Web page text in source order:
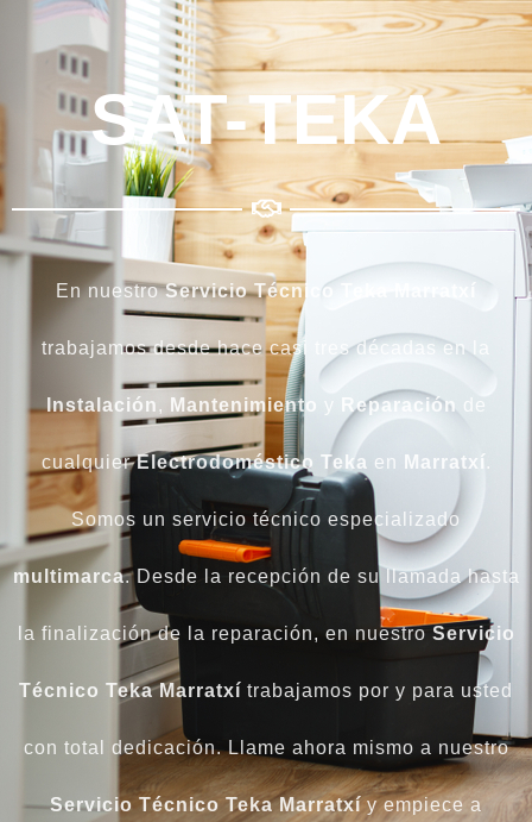
SAT-TEKA
En nuestroServicio Técnico Teka Marratxí
trabajamos desde hace casi tres décadas en la
Instalación , Mantenimiento y Reparación de
cualquierElectrodoméstico Teka en Marratxí .
Somos un servicio técnico especializado
multimarca. Desde la recepción de su llamada hasta
la finalización de la reparación, en nuestro Servicio
Técnico Teka Marratxí trabajamos por y para usted
con total dedicación. Llame ahora mismo a nuestro
Servicio Técnico Teka Marratxíy empiece a